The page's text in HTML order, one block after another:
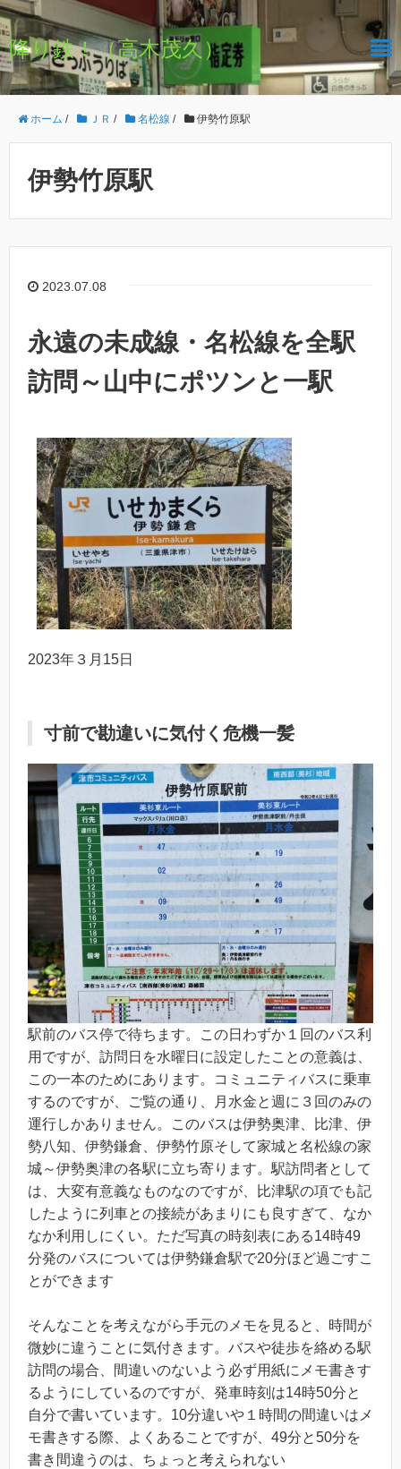
降り鉄！（高木茂久）
ホーム / ＪＲ / 名松線 / 伊勢竹原駅
伊勢竹原駅
2023.07.08
永遠の未成線・名松線を全駅
訪問～山中にポツンと一駅
2023年３月15日
寸前で勘違いに気付く危機一髪
駅前のバス停で待ちます。この日わずか１回のバス利
用ですが、訪問日を水曜日に設定したことの意義は、
この一本のためにあります。コミュニティバスに乗車
するのですが、ご覧の通り、月水金と週に３回のみの
運行しかありません。このバスは伊勢奥津、比津、伊
勢八知、伊勢鎌倉、伊勢竹原そして家城と名松線の家
城～伊勢奥津の各駅に立ち寄ります。駅訪問者として
は、大変有意義なものなのですが、比津駅の項でも記
したように列車との接続があまりにも良すぎて、なか
なか利用しにくい。ただ写真の時刻表にある14時49
分発のバスについては伊勢鎌倉駅で20分ほど過ごすこ
とができます
そんなことを考えながら手元のメモを見ると、時間が
微妙に違うことに気付きます。バスや徒歩を絡める駅
訪問の場合、間違いのないよう必ず用紙にメモ書きす
るようにしているのですが、発車時刻は14時50分と
自分で書いています。10分違いや１時間の間違いはメ
モ書きする際、よくあることですが、49分と50分を
書き間違うのは、ちょっと考えられない